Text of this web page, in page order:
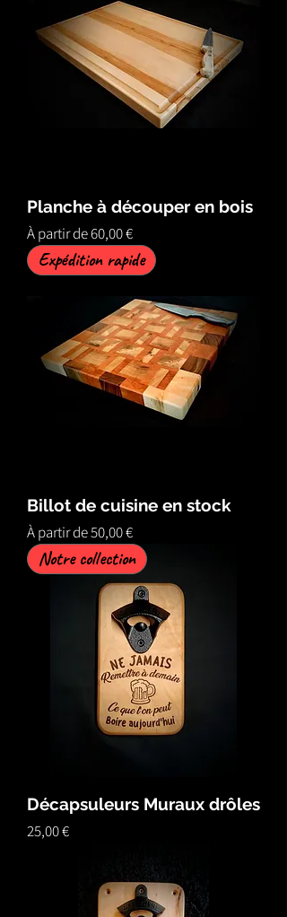
Planche à découper en bois
À partir de60,00 €
Prix promotionnel
Expédition rapide
Billot de cuisine en stock
À partir de50,00 €
Prix promotionnel
Notre collection
Décapsuleurs Muraux drôles
Prix
25,00 €